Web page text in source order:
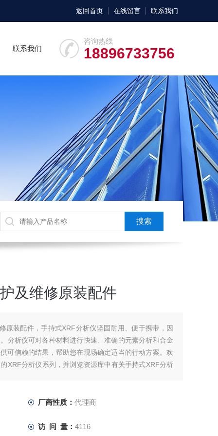
返回首页 在线留言 联系我们
咨询热线
18896733756
联系我们
及维修原装配件
原装配件，手持式XRF分析仪坚固耐用、便于携带，因
分析仪可对各种材料进行快速、准确的元素分析和合金
可信赖的结果，帮助您在现场确定适当的行动方案。欢
XRF分析仪系列，并浏览资源库中有关手持式XRF分析
厂商性质： 代理商
访 问 量： 4116